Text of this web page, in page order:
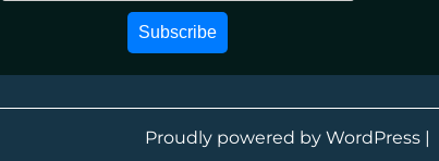
Subscribe
Proudly powered by WordPress |